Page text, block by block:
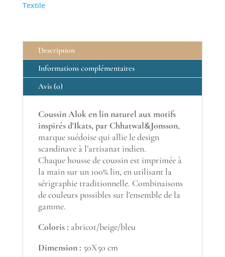
Textile
Description
Informations complémentaires
Avis (0)
Coussin Alok en lin naturel aux motifs
inspirés d'Ikats, par Chhatwal&Jonsson,
marque suédoise qui allie le design
scandinave à l’artisanat indien.
Chaque housse de coussin est imprimée à
la main sur un 100% lin, en utilisant la
sérigraphie traditionnelle. Combinaisons
de couleurs possibles sur l'ensemble de la
gamme.
Coloris : abricot/beige/bleu
Dimension : 50X50 cm